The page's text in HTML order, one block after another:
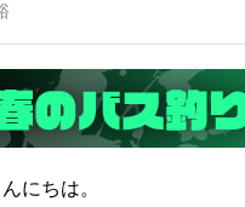
にちは。